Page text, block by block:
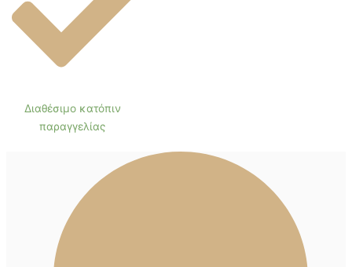
Διαθέσιμο κατόπιν
παραγγελίας